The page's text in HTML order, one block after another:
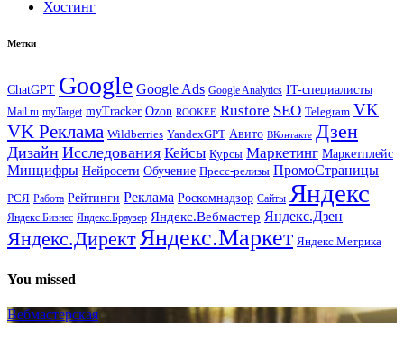
Хостинг
Метки
ChatGPT Google Google Ads Google Analytics IT-специалисты
Mail.ru myTarget myTracker Ozon ROOKEE Rustore SEO Telegram VK
VK Реклама Wildberries YandexGPT Авито ВКонтакте Дзен
Дизайн Исследования Кейсы Курсы Маркетинг Маркетплейс
Минцифры Нейросети Обучение Пресс-релизы ПромоСтраницы
РСЯ Работа Рейтинги Реклама Роскомнадзор Сайты Яндекс
Яндекс.Бизнес Яндекс.Браузер Яндекс.Вебмастер Яндекс.Дзен
Яндекс.ДиректЯндекс.Маркет Яндекс.Метрика
You missed
Вебмастерская